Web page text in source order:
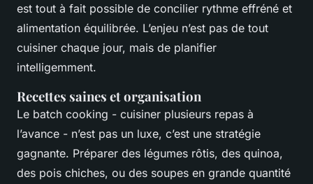
est tout à fait possible de concilier rythme effréné et
alimentation équilibrée. L’enjeu n’est pas de tout
cuisiner chaque jour, mais de planifier
intelligemment.
Recettes saines et organisation
Le batch cooking - cuisiner plusieurs repas à
l’avance - n’est pas un luxe, c’est une stratégie
gagnante. Préparer des légumes rôtis, des quinoa,
des pois chiches, ou des soupes en grande quantité